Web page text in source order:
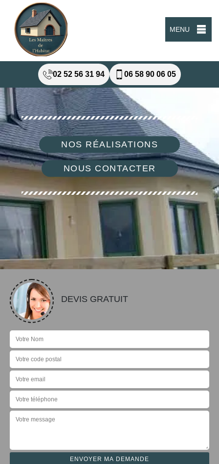
MENU
02 52 56 31 94 06 58 90 06 05
NOS RÉALISATIONS
NOUS CONTACTER
DEVIS GRATUIT